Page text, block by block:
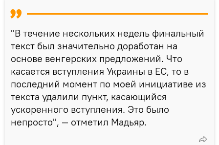
"В течение нескольких недель финальный
текст был значительно доработан на
основе венгерских предложений. Что
касается вступления Украины в ЕС, то в
последний момент по моей инициативе из
текста удалили пункт, касающийся
ускоренного вступления. Это было
непросто", — отметил Мадьяр.